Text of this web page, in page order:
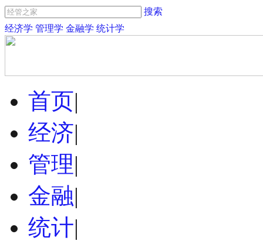
搜索
经济学 管理学 金融学 统计学
首页|
经济|
管理|
金融|
统计|